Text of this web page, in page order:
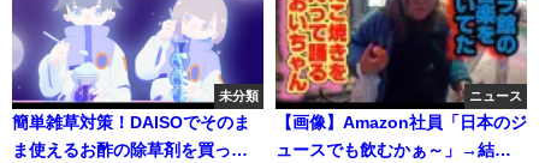
未分類
簡単雑草対策！DAISOでそのま
ま使えるお酢の除草剤を買って
ニュース
【画像】Amazon社員「日本のジ
ュースでも飲むかぁ～」→結果